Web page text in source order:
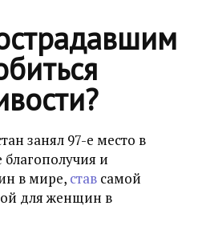
занял 97-е место в
и
в мире, став самой
для женщин в